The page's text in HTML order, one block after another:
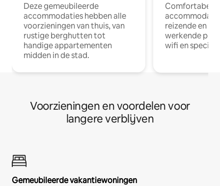
Deze gemeubileerde
accommodaties hebben alle
voorzieningen van thuis, van
rustige berghutten tot
handige appartementen
midden in de stad.
Comfortabele
reizende en
werkende
wifi en
Voorzieningen en voordelen voor
langere verblijven
Gemeubileerde vakantiewoningen